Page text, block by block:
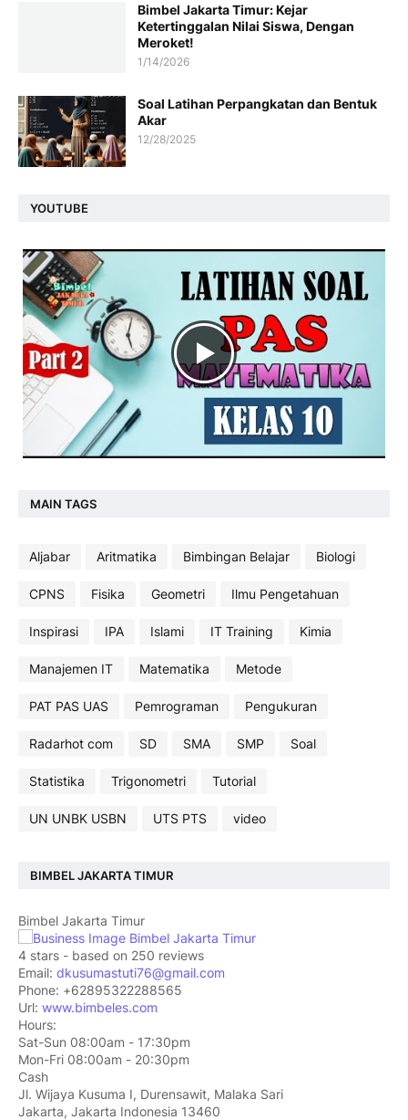
Bimbel Jakarta Timur: Kejar
Ketertinggalan Nilai Siswa, Dengan
Meroket!
1/14/2026
Soal Latihan Perpangkatan dan Bentuk
Akar
12/28/2025
YOUTUBE
MAIN TAGS
Aljabar Aritmatika Bimbingan Belajar Biologi
CPNS Fisika Geometri Ilmu Pengetahuan
Inspirasi IPA Islami IT Training Kimia
Manajemen IT Matematika Metode
PAT PAS UAS Pemrograman Pengukuran
Radarhot com SD SMA SMP Soal
Statistika Trigonometri Tutorial
UN UNBK USBN UTS PTS video
BIMBEL JAKARTA TIMUR
Bimbel Jakarta Timur
4 stars - based on 250 reviews
Email: dkusumastuti76@gmail.com
Phone: +62895322288565
Url: www.bimbeles.com
Hours:
Sat-Sun 08:00am - 17:30pm
Mon-Fri 08:00am - 20:30pm
Cash
Jl. Wijaya Kusuma I, Durensawit, Malaka Sari
Jakarta, Jakarta Indonesia 13460